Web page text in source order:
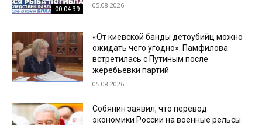
00:04:39 05.08.2026
«От киевской банды детоубийц можно
ожидать чего угодно». Памфилова
встретилась с Путиным после
жеребьевки партий
05.08.2026
Собянин заявил, что перевод
экономики России на военные рельсы